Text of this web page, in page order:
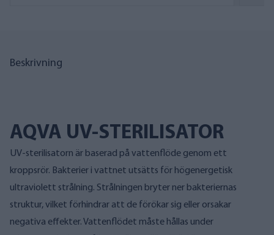
Beskrivning
AQVA UV-STERILISATOR
UV-sterilisatorn är baserad på vattenflöde genom ett
kroppsrör. Bakterier i vattnet utsätts för högenergetisk
ultraviolett strålning. Strålningen bryter ner bakteriernas
struktur, vilket förhindrar att de förökar sig eller orsakar
negativa effekter. Vattenflödet måste hållas under